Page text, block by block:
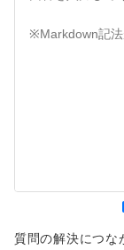
質問の解決につな